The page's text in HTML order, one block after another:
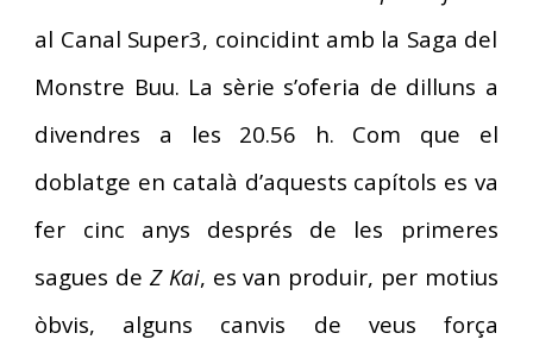
al Canal Super3, coincidint amb la Saga del
Monstre Buu. La sèrie s’oferia de dilluns a
divendres a les 20.56 h. Com que el
doblatge en català d’aquests capítols es va
fer cinc anys després de les primeres
sagues de Z Kai, es van produir, per motius
òbvis, alguns canvis de veus força